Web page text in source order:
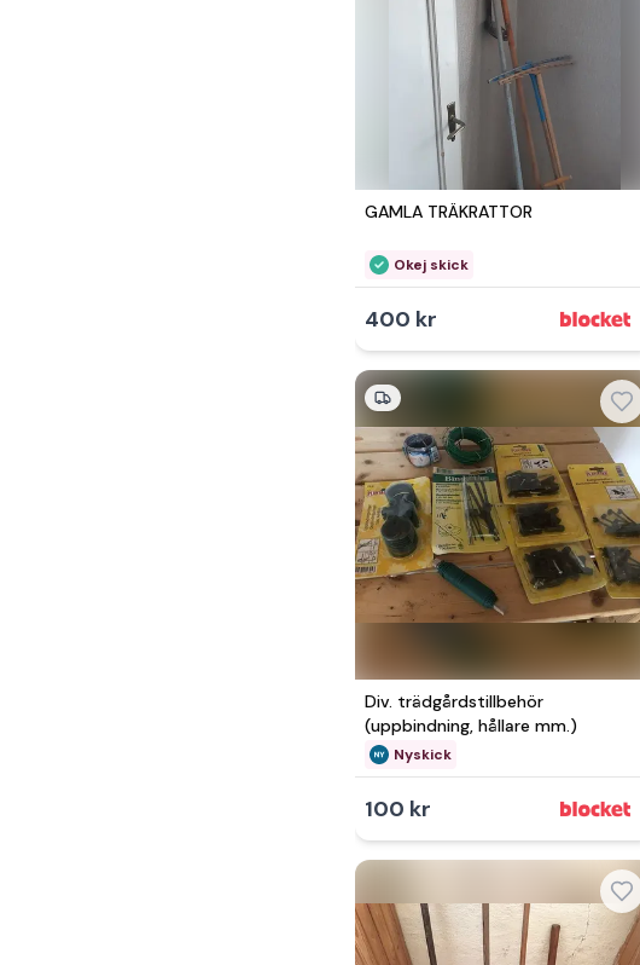
GAMLA TRÄKRATTOR
Okej skick
400 kr
Div. trädgårdstillbehör
(uppbindning, hållare mm.)
Nyskick
100 kr